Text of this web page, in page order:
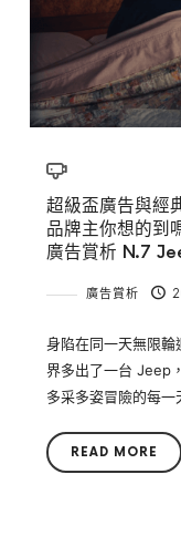
超級盃廣告與經
品牌主你想的
廣告賞析 N.7
廣告賞析
身陷在同一天無限
界多出了一台 Jeep
多采多姿冒險的每一
READ MORE